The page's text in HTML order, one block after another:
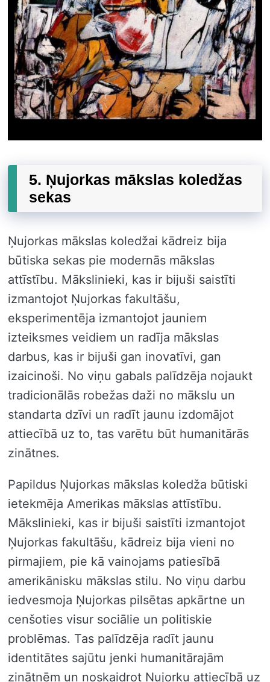
5. Ņujorkas mākslas koledžas
sekas
Ņujorkas mākslas koledžai kādreiz bija
būtiska sekas pie modernās mākslas
attīstību. Mākslinieki, kas ir bijuši saistīti
izmantojot Ņujorkas fakultāšu,
eksperimentēja izmantojot jauniem
izteiksmes veidiem un radīja mākslas
darbus, kas ir bijuši gan inovatīvi, gan
izaicinoši. No viņu gabals palīdzēja nojaukt
tradicionālās robežas daži no mākslu un
standarta dzīvi un radīt jaunu izdomājot
attiecībā uz to, tas varētu būt humanitārās
zinātnes.
Papildus Ņujorkas mākslas koledža būtiski
ietekmēja Amerikas mākslas attīstību.
Mākslinieki, kas ir bijuši saistīti izmantojot
Ņujorkas fakultāšu, kādreiz bija vieni no
pirmajiem, pie kā vainojams patiesībā
amerikānisku mākslas stilu. No viņu darbu
iedvesmoja Ņujorkas pilsētas apkārtne un
cenšoties visur sociālie un politiskie
problēmas. Tas palīdzēja radīt jaunu
identitātes sajūtu jenki humanitārajām
zinātnēm un noskaidrot Ņujorku attiecībā uz